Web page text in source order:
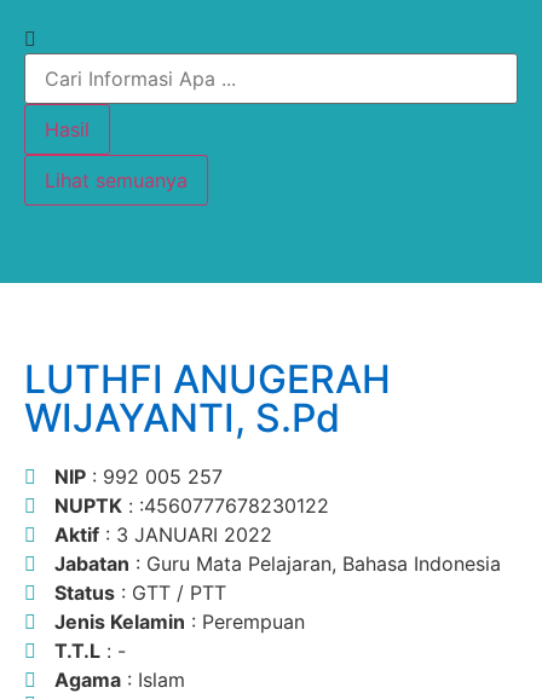
Hasil
Lihat semuanya
LUTHFI ANUGERAH
WIJAYANTI, S.Pd
NIP : 992 005 257
NUPTK : :4560777678230122
Aktif : 3 JANUARI 2022
Jabatan : Guru Mata Pelajaran, Bahasa Indonesia
Status : GTT / PTT
Jenis Kelamin : Perempuan
T.T.L : -
Agama : Islam